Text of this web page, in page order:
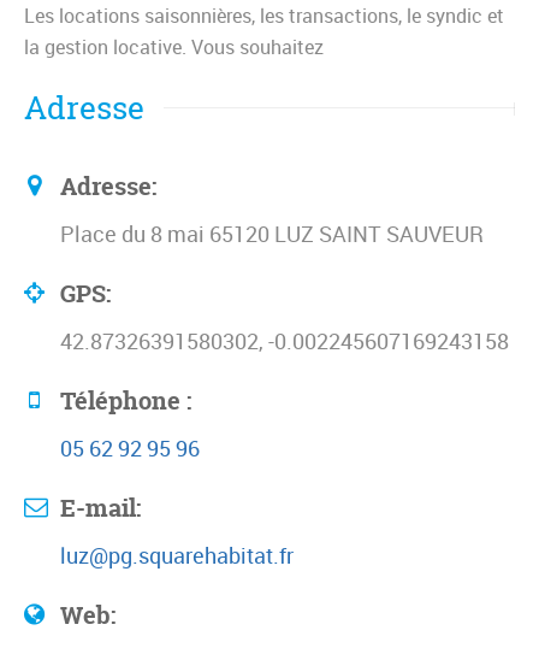
Les locations saisonnières, les transactions, le syndic et
la gestion locative. Vous souhaitez
Adresse
Adresse:
Place du 8 mai 65120 LUZ SAINT SAUVEUR
GPS:
42.87326391580302, -0.002245607169243158
Téléphone :
05 62 92 95 96
E-mail:
luz@pg.squarehabitat.fr
Web: